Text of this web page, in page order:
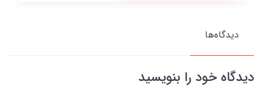
دیدگاه‌ها
دیدگاه خود را بنویسید